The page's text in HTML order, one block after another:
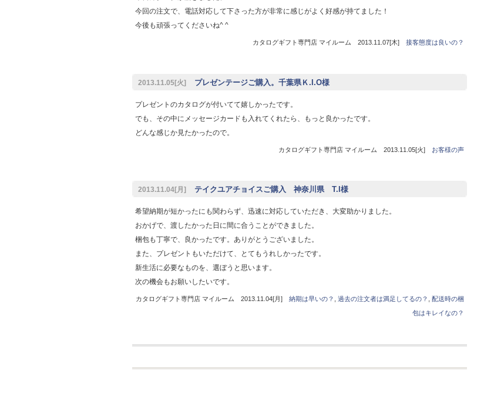
今回の注文で、電話対応して下さった方が非常に感じがよく好感が持てました！
今後も頑張ってくださいね^ ^
カタログギフト専門店 マイルーム 2013.11.07[木] 接客態度は良いの？
2013.11.05[火] プレゼンテージご購入。千葉県Ｋ.I.O様
プレゼントのカタログが付いてて嬉しかったです。
でも、その中にメッセージカードも入れてくれたら、もっと良かったです。
どんな感じか見たかったので。
カタログギフト専門店 マイルーム 2013.11.05[火] お客様の声
2013.11.04[月] テイクユアチョイスご購入 神奈川県 T.I様
希望納期が短かったにも関わらず、迅速に対応していただき、大変助かりました。
おかげで、渡したかった日に間に合うことができました。
梱包も丁寧で、良かったです。ありがとうございました。
また、プレゼントもいただけて、とてもうれしかったです。
新生活に必要なものを、選ぼうと思います。
次の機会もお願いしたいです。
カタログギフト専門店 マイルーム 2013.11.04[月] 納期は早いの？ , 過去の注文者は満足してるの？ , 配送時の梱
包はキレイなの？